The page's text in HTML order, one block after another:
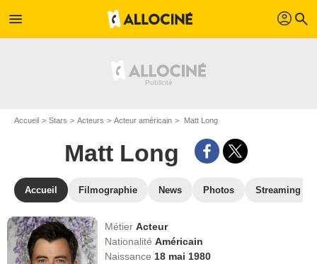
menu profil search
Accueil Stars Acteurs Acteur américain Matt Long
Matt Long
Accueil Filmographie News Photos Streaming
MétierActeur
NationalitéAméricain
Naissance 18 mai 1980